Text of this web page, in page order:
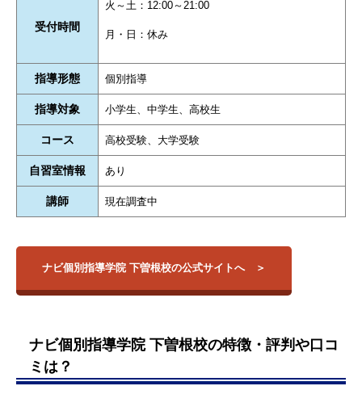
受付時間
火～土：12:00～21:00
月・日：休み
指導形態 個別指導
指導対象 小学生、中学生、高校生
コース 高校受験、大学受験
自習室情報 あり
講師 現在調査中
ナビ個別指導学院 下曽根校の公式サイトへ
ナビ個別指導学院 下曽根校の特徴・評判や口コ
ミは？